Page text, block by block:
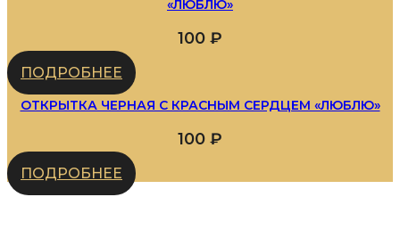
«ЛЮБЛЮ»
100 ₽
ПОДРОБНЕЕ
ОТКРЫТКА ЧЕРНАЯ С КРАСНЫМ СЕРДЦЕМ «ЛЮБЛЮ»
100 ₽
ПОДРОБНЕЕ